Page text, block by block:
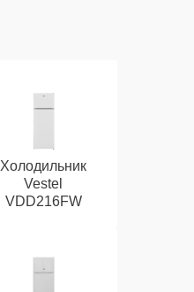
Холодильник
Vestel
VDD216FW